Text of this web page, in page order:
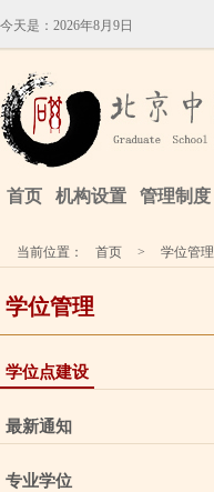
今天是： 2026年8月9日
首页 机构设置 管理制度
当前位置： 首页 > 学位管理
学位管理
学位点建设
最新通知
专业学位